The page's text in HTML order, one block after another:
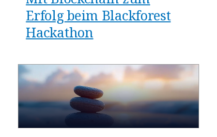
Erfolg beim Blackforest
Hackathon